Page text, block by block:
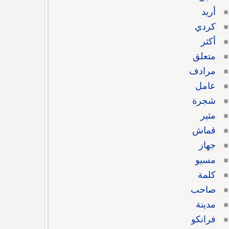
أريد
كردي
أكثر
متعلق
مرادف
عامل
شجرة
مثير
قماش
جهاز
مسيو
كلمة
صاحب
مدينة
فرانكو